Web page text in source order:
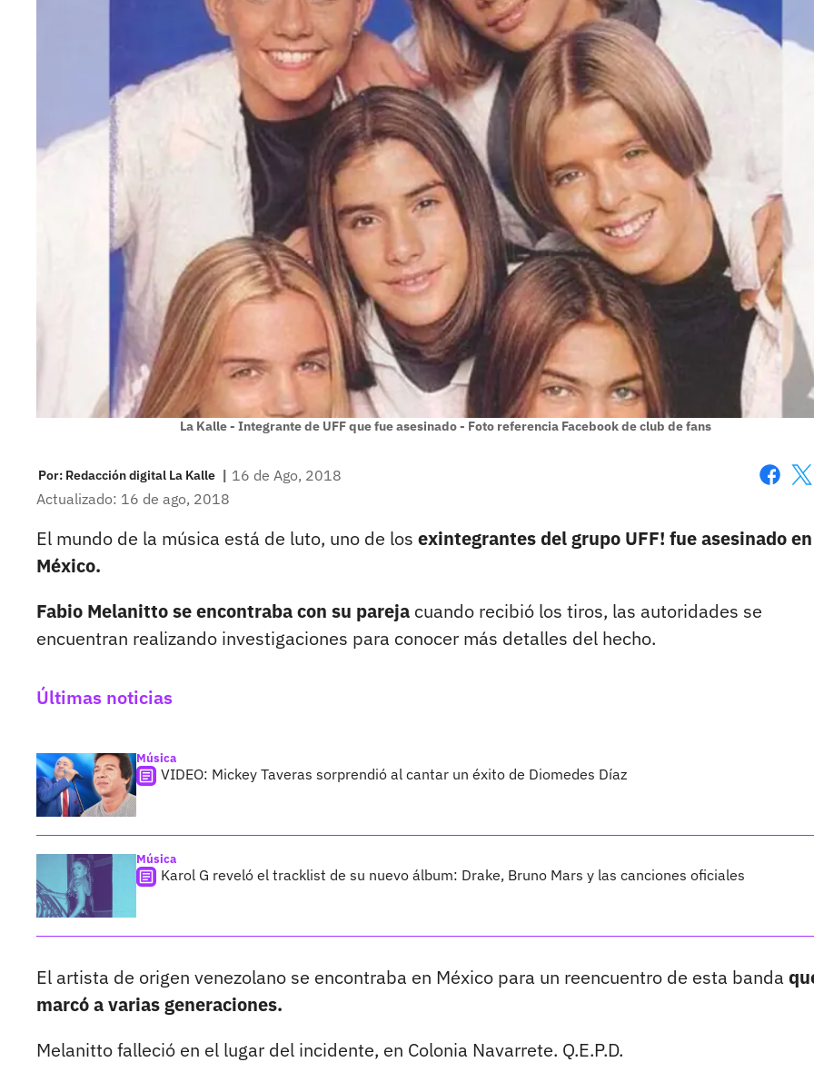
La Kalle - Integrante de UFF que fue asesinado - Foto referencia Facebook de club de fans
Por: Redacción digital La Kalle | 16 de Ago, 2018
Actualizado: 16 de ago, 2018
El mundo de la música está de luto, uno de los exintegrantes del grupo UFF! fue asesinado en
México.
Fabio Melanitto se encontraba con su pareja cuando recibió los tiros, las autoridades se
encuentran realizando investigaciones para conocer más detalles del hecho.
Últimas noticias
Música
VIDEO: Mickey Taveras sorprendió al cantar un éxito de Diomedes Díaz
Música
Karol G reveló el tracklist de su nuevo álbum: Drake, Bruno Mars y las canciones oficiales
El artista de origen venezolano se encontraba en México para un reencuentro de esta banda
marcó a varias generaciones.
Melanitto falleció en el lugar del incidente, en Colonia Navarrete. Q.E.P.D.